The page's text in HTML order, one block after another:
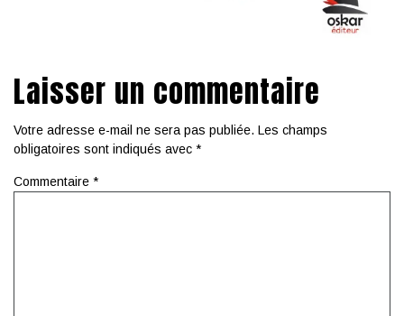
Laisser un commentaire
Votre adresse e-mail ne sera pas publiée. Les champs
obligatoires sont indiqués avec *
Commentaire *